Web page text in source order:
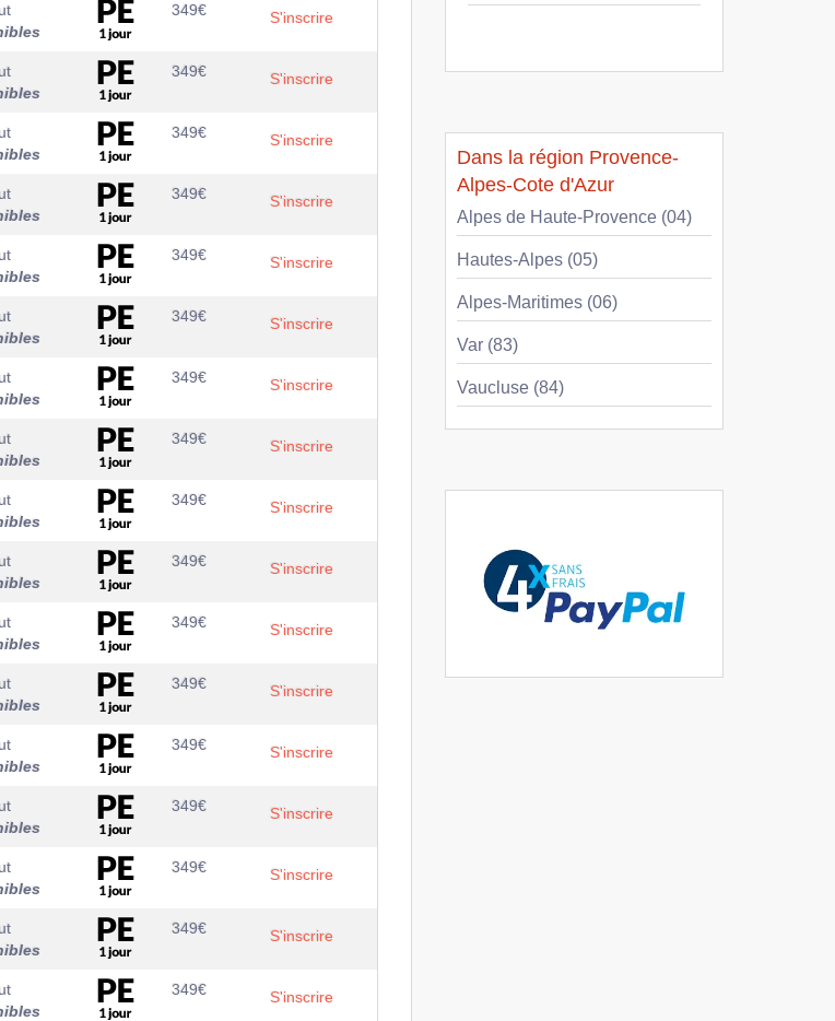
349€ S'inscrire
349€ S'inscrire
349€ S'inscrire
349€ S'inscrire
349€ S'inscrire
349€ S'inscrire
349€ S'inscrire
349€ S'inscrire
349€ S'inscrire
349€ S'inscrire
349€ S'inscrire
349€ S'inscrire
349€ S'inscrire
349€ S'inscrire
349€ S'inscrire
349€ S'inscrire
349€ S'inscrire
Dans la région Provence-
Alpes-Cote d'Azur
Alpes de Haute-Provence (04)
Hautes-Alpes (05)
Alpes-Maritimes (06)
Var (83)
Vaucluse (84)